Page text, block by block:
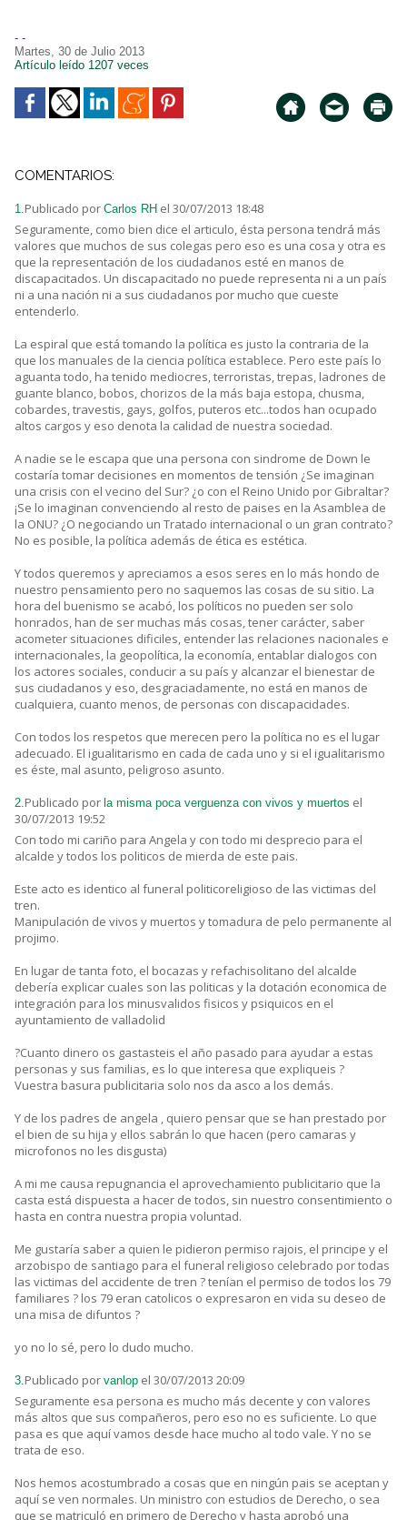
- -
Martes, 30 de Julio 2013
Artículo leído 1207 veces
COMENTARIOS:
1.Publicado por Carlos RH el 30/07/2013 18:48
Seguramente, como bien dice el articulo, ésta persona tendrá más
valores que muchos de sus colegas pero eso es una cosa y otra es
que la representación de los ciudadanos esté en manos de
discapacitados. Un discapacitado no puede representa ni a un país
ni a una nación ni a sus ciudadanos por mucho que cueste
entenderlo.
La espiral que está tomando la política es justo la contraria de la
que los manuales de la ciencia política establece. Pero este país lo
aguanta todo, ha tenido mediocres, terroristas, trepas, ladrones de
guante blanco, bobos, chorizos de la más baja estopa, chusma,
cobardes, travestis, gays, golfos, puteros etc...todos han ocupado
altos cargos y eso denota la calidad de nuestra sociedad.
A nadie se le escapa que una persona con sindrome de Down le
costaría tomar decisiones en momentos de tensión ¿Se imaginan
una crisis con el vecino del Sur? ¿o con el Reino Unido por Gibraltar?
¡Se lo imaginan convenciendo al resto de paises en la Asamblea de
la ONU? ¿O negociando un Tratado internacional o un gran contrato?
No es posible, la política además de ética es estética.
Y todos queremos y apreciamos a esos seres en lo más hondo de
nuestro pensamiento pero no saquemos las cosas de su sitio. La
hora del buenismo se acabó, los políticos no pueden ser solo
honrados, han de ser muchas más cosas, tener carácter, saber
acometer situaciones dificiles, entender las relaciones nacionales e
internacionales, la geopolítica, la economía, entablar dialogos con
los actores sociales, conducir a su país y alcanzar el bienestar de
sus ciudadanos y eso, desgraciadamente, no está en manos de
cualquiera, cuanto menos, de personas con discapacidades.
Con todos los respetos que merecen pero la política no es el lugar
adecuado. El igualitarismo en cada de cada uno y si el igualitarismo
es éste, mal asunto, peligroso asunto.
2.Publicado por la misma poca verguenza con vivos y muertos el
30/07/2013 19:52
Con todo mi cariño para Angela y con todo mi desprecio para el
alcalde y todos los politicos de mierda de este pais.
Este acto es identico al funeral politicoreligioso de las victimas del
tren.
Manipulación de vivos y muertos y tomadura de pelo permanente al
projimo.
En lugar de tanta foto, el bocazas y refachisolitano del alcalde
debería explicar cuales son las politicas y la dotación economica de
integración para los minusvalidos fisicos y psiquicos en el
ayuntamiento de valladolid
?Cuanto dinero os gastasteis el año pasado para ayudar a estas
personas y sus familias, es lo que interesa que expliqueis ?
Vuestra basura publicitaria solo nos da asco a los demás.
Y de los padres de angela , quiero pensar que se han prestado por
el bien de su hija y ellos sabrán lo que hacen (pero camaras y
microfonos no les disgusta)
A mi me causa repugnancia el aprovechamiento publicitario que la
casta está dispuesta a hacer de todos, sin nuestro consentimiento o
hasta en contra nuestra propia voluntad.
Me gustaría saber a quien le pidieron permiso rajois, el principe y el
arzobispo de santiago para el funeral religioso celebrado por todas
las victimas del accidente de tren ? tenían el permiso de todos los 79
familiares ? los 79 eran catolicos o expresaron en vida su deseo de
una misa de difuntos ?
yo no lo sé, pero lo dudo mucho.
3.Publicado por vanlop el 30/07/2013 20:09
Seguramente esa persona es mucho más decente y con valores
más altos que sus compañeros, pero eso no es suficiente. Lo que
pasa es que aquí vamos desde hace mucho al todo vale. Y no se
trata de eso.
Nos hemos acostumbrado a cosas que en ningún pais se aceptan y
aquí se ven normales. Un ministro con estudios de Derecho, o sea
que se matriculó en primero de Derecho y hasta aprobó una